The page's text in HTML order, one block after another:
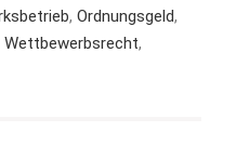
, Ordnungsgeld,
Wettbewerbsrecht,